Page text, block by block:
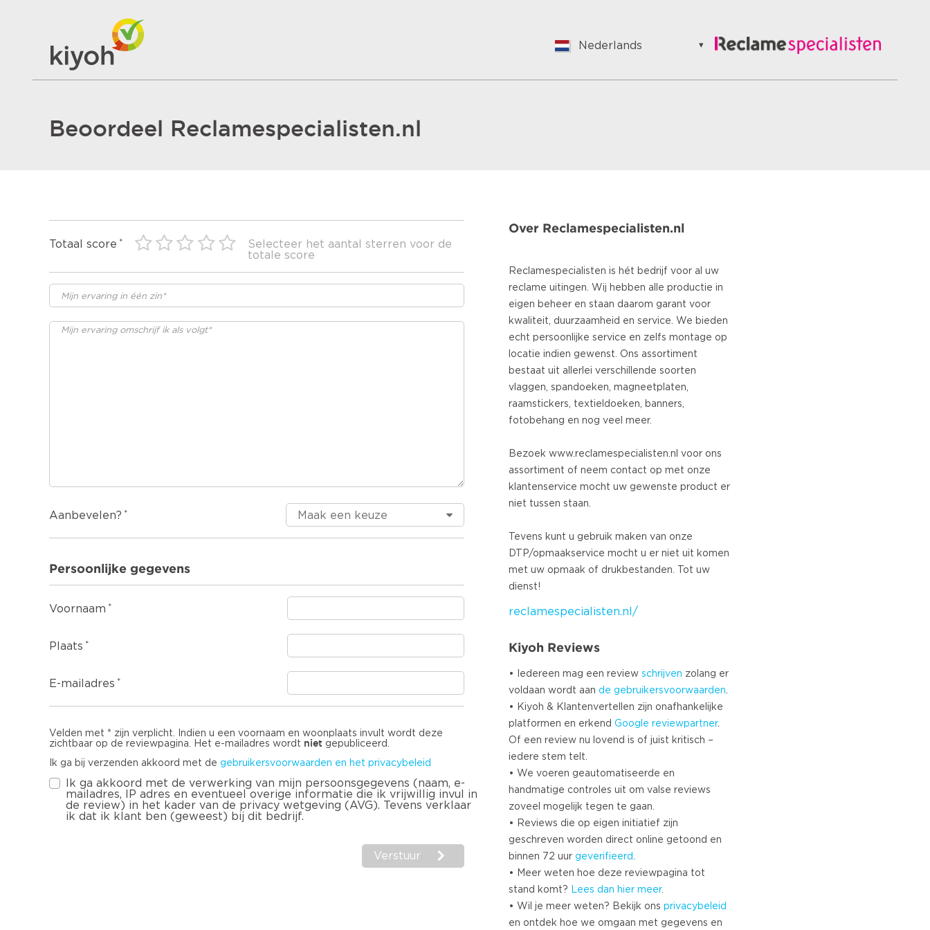
Nederlands
Nederlands
Croatian
Spanish
Italian
Portuguese
Turkish
Norwegian
Swedish
Danish
Brazilian Portuguese
Chinese
Russian
Greek
Czech
Lithuanian
Latvian
Slovak
Beoordeel Reclamespecialisten.nl
Totaal score
Selecteer het aantal sterren voor de
totale score
Aanbevelen?
Persoonlijke gegevens
Voornaam
Plaats
E-mailadres
Velden met * zijn verplicht. Indien u een voornaam en woonplaats invult wordt deze
zichtbaar op de reviewpagina. Het e-mailadres wordt niet gepubliceerd.
Ik ga bij verzenden akkoord met de gebruikersvoorwaarden en het privacybeleid
Ik ga akkoord met de verwerking van mijn persoonsgegevens (naam, e-
mailadres, IP adres en eventueel overige informatie die ik vrijwillig invul in
de review) in het kader van de privacy wetgeving (AVG). Tevens verklaar
ik dat ik klant ben (geweest) bij dit bedrijf.
Verstuur
Over Reclamespecialisten.nl
Reclamespecialisten is hét bedrijf voor al uw
reclame uitingen. Wij hebben alle productie in
eigen beheer en staan daarom garant voor
kwaliteit, duurzaamheid en service. We bieden
echt persoonlijke service en zelfs montage op
locatie indien gewenst. Ons assortiment
bestaat uit allerlei verschillende soorten
vlaggen, spandoeken, magneetplaten,
raamstickers, textieldoeken, banners,
fotobehang en nog veel meer.
Bezoek www.reclamespecialisten.nl voor ons
assortiment of neem contact op met onze
klantenservice mocht uw gewenste product er
niet tussen staan.
Tevens kunt u gebruik maken van onze
DTP/opmaakservice mocht u er niet uit komen
met uw opmaak of drukbestanden. Tot uw
reclamespecialisten.nl/
Kiyoh Reviews
• Iedereen mag een review schrijven zolang er
voldaan wordt aan de gebruikersvoorwaarden.
• Kiyoh & Klantenvertellen zijn onafhankelijke
platformen en erkend Google reviewpartner.
Of een review nu lovend is of juist kritisch –
iedere stem telt.
• We voeren geautomatiseerde en
handmatige controles uit om valse reviews
zoveel mogelijk tegen te gaan.
• Reviews die op eigen initiatief zijn
geschreven worden direct online getoond en
binnen 72 uur geverifieerd.
• Meer weten hoe deze reviewpagina tot
stand komt? Lees dan hier meer.
• Wil je meer weten? Bekijk ons privacybeleid
en ontdek hoe we omgaan met gegevens en